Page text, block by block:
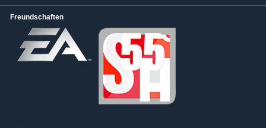
Freundschaften